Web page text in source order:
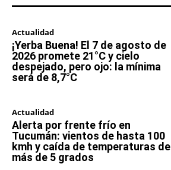
Actualidad
¡Yerba Buena! El 7 de agosto de
2026 promete 21°C y cielo
despejado, pero ojo: la mínima
será de 8,7°C
Actualidad
Alerta por frente frío en
Tucumán: vientos de hasta 100
kmh y caída de temperaturas de
más de 5 grados